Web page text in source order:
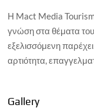
Η Mact Media Tourism
γνώση στα θέματα
εξελισσόμενη
αρτιότητα,
Gallery